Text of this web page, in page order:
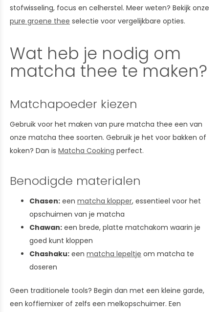
stofwisseling, focus en celherstel. Meer weten? Bekijk onze
pure groene thee selectie voor vergelijkbare opties.
Wat heb je nodig om
matcha thee te maken?
Matchapoeder kiezen
Gebruik voor het maken van pure matcha thee een van
onze matcha thee soorten. Gebruik je het voor bakken of
koken? Dan is Matcha Cooking perfect.
Benodigde materialen
Chasen: een matcha klopper, essentieel voor het
opschuimen van je matcha
Chawan: een brede, platte matchakom waarin je
goed kunt kloppen
Chashaku: een matcha lepeltje om matcha te
doseren
Geen traditionele tools? Begin dan met een kleine garde,
een koffiemixer of zelfs een melkopschuimer. Een